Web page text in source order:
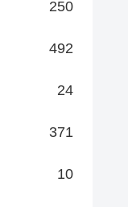
250
492
24
371
10